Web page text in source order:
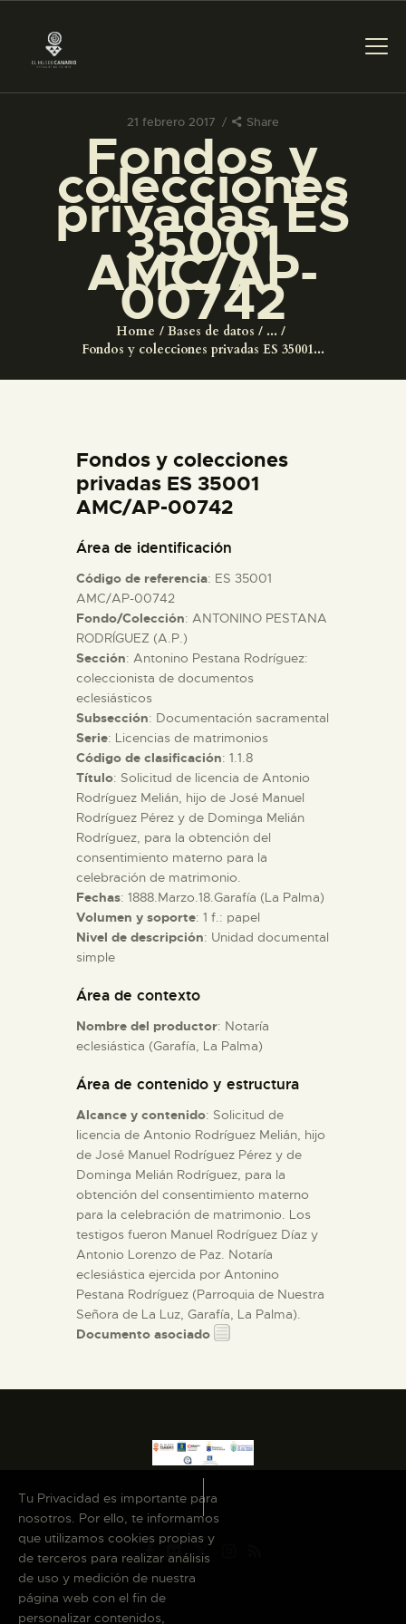
21 febrero 2017 Share
Fondos y
colecciones
privadas ES
35001
AMC/AP-
00742
Home Bases de datos
...
Fondos y colecciones privadas ES 35001...
PREPARAR LA VISITA
ACTIVIDADES
█
EL MUSEO
ESPAÑOL
ACTIVIDADES
█
EL MUSEO
COLECCIONES
DIDÁCTICA
ESPAÑOL
Fondos y colecciones
privadas ES 35001
AMC/AP-00742
Área de identificación
Código de referencia: ES 35001
AMC/AP-00742
Fondo/Colección: ANTONINO PESTANA
RODRÍGUEZ (A.P.)
Sección: Antonino Pestana Rodríguez:
coleccionista de documentos
eclesiásticos
Subsección: Documentación sacramental
Serie: Licencias de matrimonios
Código de clasificación: 1.1.8
Título: Solicitud de licencia de Antonio
Rodríguez Melián, hijo de José Manuel
Rodríguez Pérez y de Dominga Melián
Rodríguez, para la obtención del
consentimiento materno para la
celebración de matrimonio.
Fechas: 1888.Marzo.18.Garafía (La Palma)
Volumen y soporte: 1 f.: papel
Nivel de descripción: Unidad documental
simple
Área de contexto
Nombre del productor: Notaría
eclesiástica (Garafía, La Palma)
Área de contenido y estructura
Alcance y contenido: Solicitud de
licencia de Antonio Rodríguez Melián, hijo
de José Manuel Rodríguez Pérez y de
Dominga Melián Rodríguez, para la
obtención del consentimiento materno
para la celebración de matrimonio. Los
testigos fueron Manuel Rodríguez Díaz y
Antonio Lorenzo de Paz. Notaría
eclesiástica ejercida por Antonino
Pestana Rodríguez (Parroquia de Nuestra
Señora de La Luz, Garafía, La Palma).
Documento asociado
Tu Privacidad es importante para
nosotros. Por ello, te informamos
que utilizamos cookies propias y
de terceros para realizar análisis
de uso y medición de nuestra
página web con el fin de
personalizar contenidos,